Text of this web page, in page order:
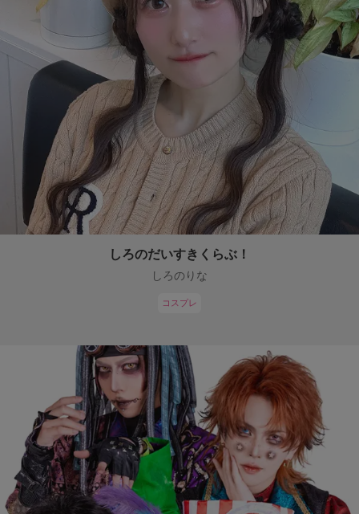
しろのだいすきくらぶ！
しろのりな
コスプレ